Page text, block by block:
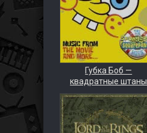
Губка Боб —
квадратные штаны